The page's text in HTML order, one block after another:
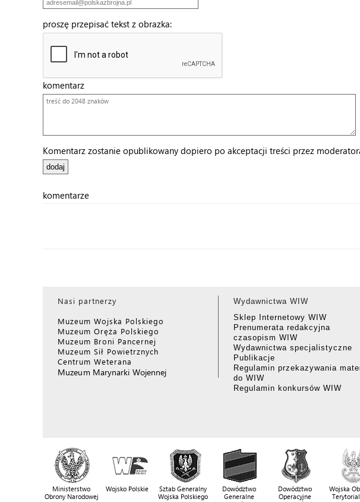
proszę przepisać tekst z obrazka:
komentarz
Komentarz zostanie opublikowany dopiero po akceptacji treści przez
komentarze
Nasi partnerzy
Muzeum Wojska Polskiego
Muzeum Oręża Polskiego
Muzeum Broni Pancernej
Muzeum Sił Powietrznych
Centrum Weterana
Muzeum Marynarki Wojennej
Wydawnictwa WIW
Sklep Internetowy WIW
Prenumerata redakcyjna
czasopism WIW
Wydawnictwa specjalistyczne
Publikacje
Regulamin przekazywania
do WIW
Regulamin konkursów WIW
Ministerstwo
Obrony Narodowej
Wojsko Polskie
Sztab Generalny
Wojska Polskiego
Dowództwo
Generalne
Dowództwo
Operacyjne
Wojska